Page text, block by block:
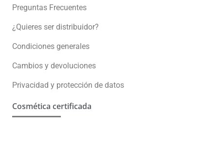
Preguntas Frecuentes
¿Quieres ser distribuidor?
Condiciones generales
Cambios y devoluciones
Privacidad y protección de datos
Cosmética certificada